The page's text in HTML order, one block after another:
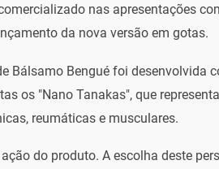
nas apresentações
da nova versão em gotas.
Bálsamo Bengué foi desenvolvida
os "Nano Tanakas", que
reumáticas e musculares.
do produto. A escolha deste